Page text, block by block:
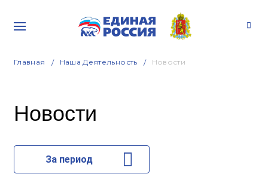
Главная Наша Деятельность Новости
Новости
За период